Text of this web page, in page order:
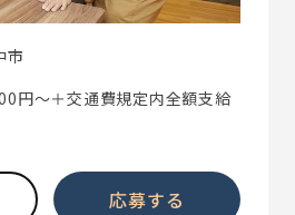
市
円～＋交通費規定内全額支給
応募する